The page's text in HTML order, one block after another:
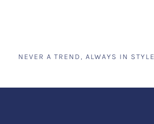
NEVER A TREND, ALWAYS IN STYLE